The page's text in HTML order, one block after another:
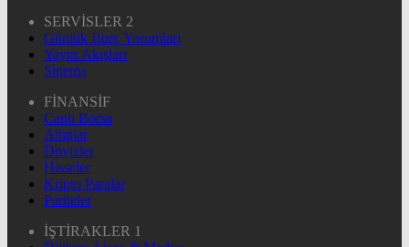
SERVİSLER 2
Günlük Burç Yorumları
Yayın Akışları
Sinema
FİNANSİF
Canlı Borsa
Altınlar
Dövizler
Hisseler
Kripto Paralar
Pariteler
İŞTİRAKLER 1